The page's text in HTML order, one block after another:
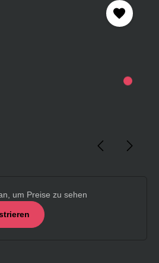
um Preise zu sehen